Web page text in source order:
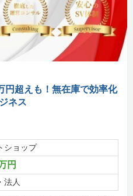
円超えも！無在庫で効率化
ネス
ショップ
円
法人